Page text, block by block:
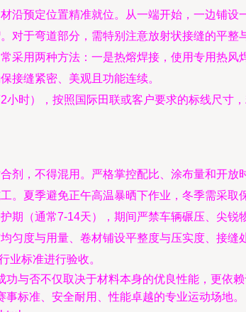
沿预定位置精准就位。从一端开始，一边铺设
对于弯道部分，需特别注意放射状接缝的平整
采用两种方法：一是热熔焊接，使用专用热
接缝紧密、美观且功能连续。
时），按照国际田联或客户要求的标线尺寸
剂，不得混用。严格掌控配比、涂布量和开放
。夏季避免正午高温暴晒下作业，冬季需采取
期（通常7-14天），期间严禁车辆碾压、尖锐
匀度与用量、卷材铺设平整度与压实度、接
业标准进行验收。
与否不仅取决于材料本身的优良性能，更依
标准、安全耐用、性能卓越的专业运动场地。